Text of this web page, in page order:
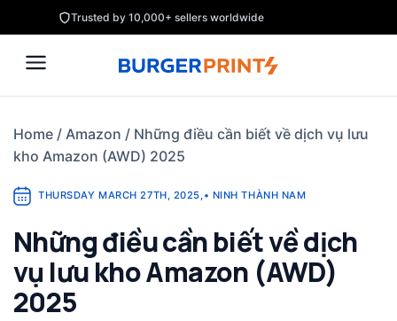
to
content
Trusted by 10,000+ sellers worldwide
Home / Amazon / Những điều cần biết về dịch vụ lưu
kho Amazon (AWD) 2025
THURSDAY MARCH 27TH, 2025,• NINH THÀNH NAM
Những điều cần biết về dịch
vụ lưu kho Amazon (AWD)
2025